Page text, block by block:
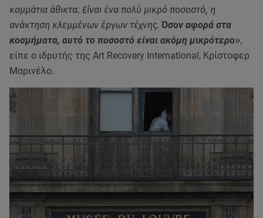
κομμάτια άθικτα. Είναι ένα πολύ μικρό ποσοστό, η
ανάκτηση κλεμμένων έργων τέχνης. Όσον αφορά στα
κοσμήματα, αυτό το ποσοστό είναι ακόμη μικρότερο»,
είπε ο ιδρυτής της Art Recovery International, Κρίστοφερ
Μαρινέλο.